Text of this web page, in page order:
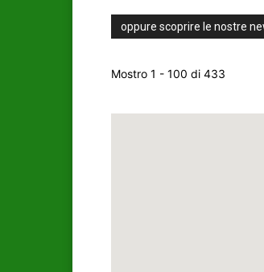
oppure scoprire le nostre
Mostro 1 - 100 di 433